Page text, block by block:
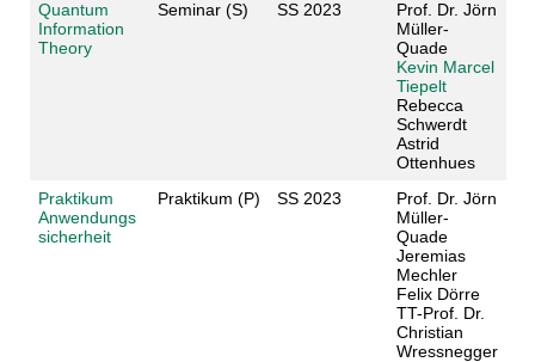
Quantum
Information
Theory
Seminar (S) SS 2023
Prof. Dr. Jörn
Müller-
Quade
Kevin Marcel
Tiepelt
Rebecca
Schwerdt
Astrid
Ottenhues
Praktikum
Anwendungs
sicherheit
Praktikum (P) SS 2023
Prof. Dr. Jörn
Müller-
Quade
Jeremias
Mechler
Felix Dörre
TT-Prof. Dr.
Christian
Wressnegger